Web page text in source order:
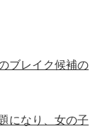
ブレイク候補の
になり、女の子